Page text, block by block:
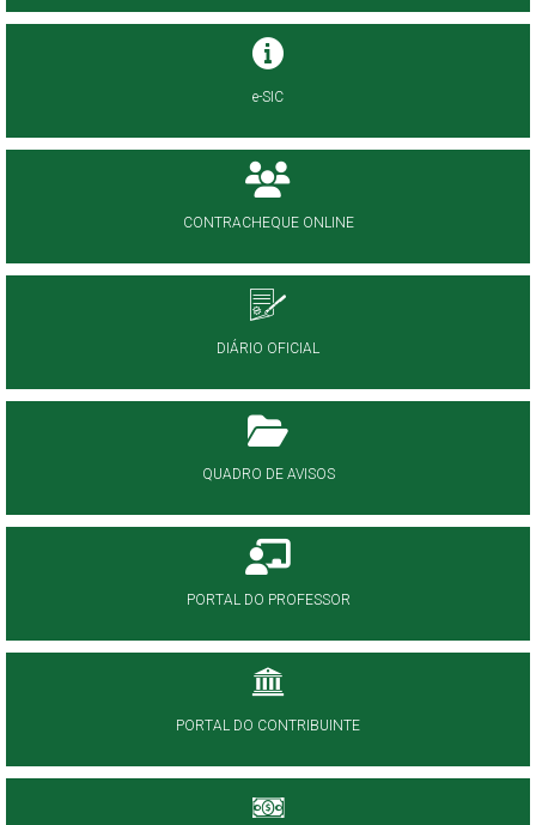
e-SIC
CONTRACHEQUE ONLINE
DIÁRIO OFICIAL
QUADRO DE AVISOS
PORTAL DO PROFESSOR
PORTAL DO CONTRIBUINTE